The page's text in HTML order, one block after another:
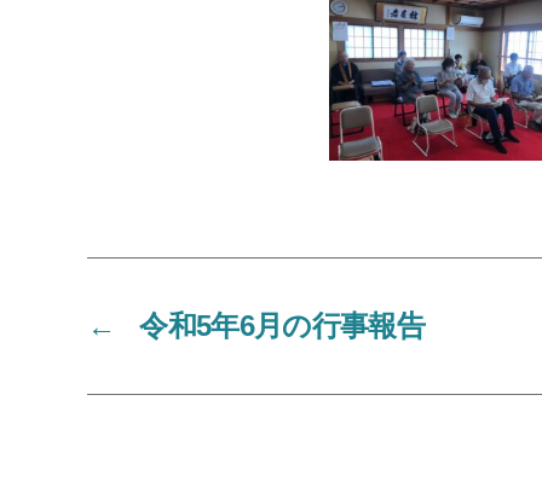
← 令和5年6月の行事報告